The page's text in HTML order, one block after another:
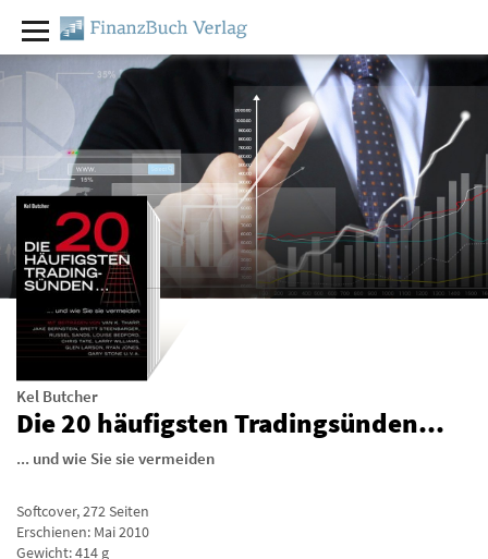
Kel Butcher
Die 20 häufigsten Tradingsünden...
... und wie Sie sie vermeiden
Softcover,272Seiten
Erschienen: Mai 2010
Gewicht: 414 g